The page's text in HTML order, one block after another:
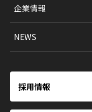
企業情報
NEWS
採用情報